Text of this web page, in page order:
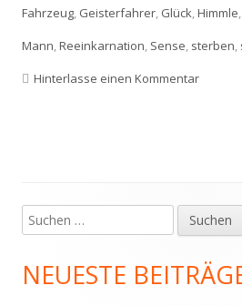
Fahrzeug, Geisterfahrer, Glück,Himmle,
Mann,Reeinkarnation, Sense, sterben,
Hinterlasse einen Kommentarzu
Haupt-
Seitenleiste
Suchen
nach:
NEUESTE